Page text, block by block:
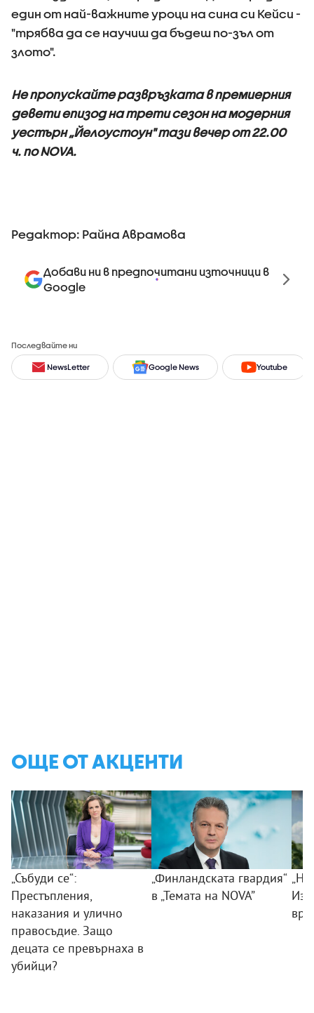
един от най-важните уроци на сина си Кейси -
"трябва да се научиш да бъдеш по-зъл от
злото".
Не пропускайте развръзката в премиерния
девети епизод на трети сезон на модерния
уестърн „Йелоустоун" тази вечер от 22.00
ч. по NOVA.
Редактор: Райна Аврамова
Добави ни в предпочитани източници в
Google
Последвайте ни
NewsLetter Google News Youtube
ОЩЕ ОТ АКЦЕНТИ
„Събуди се“:
Престъпления,
наказания и улично
правосъдие. Защо
децата се превърнаха в
убийци?
„Финландската гвардия“
в „Темата на NOVA”